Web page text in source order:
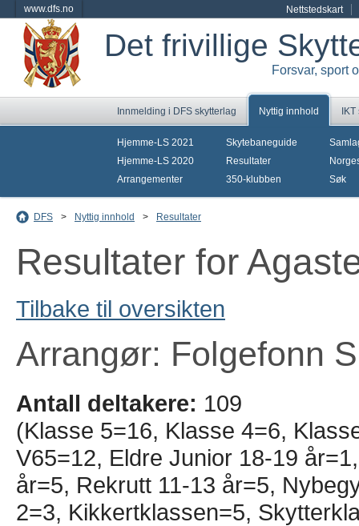
www.dfs.no Nettstedskart
Det frivillige
Forsvar, sport
Innmelding i DFS skytterlag Nyttig innhold
Hjemme-LS 2021
Hjemme-LS 2020
Arrangementer
Skytebaneguide
Resultater
350-klubben
Søk
DFS > Nyttig innhold > Resultater
Resultater for
Tilbake til oversikten
Arrangør: Folgefonn
Antall deltakere: 109
(Klasse 5=16, Klasse 4=6,
V65=12, Eldre Junior 18-19
år=5, Rekrutt 11-13 år=5,
2=3, Kikkertklassen=5,